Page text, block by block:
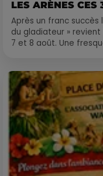
LES ARÈNES CES
Après un franc succès
du gladiateur »
7 et 8 août. Une